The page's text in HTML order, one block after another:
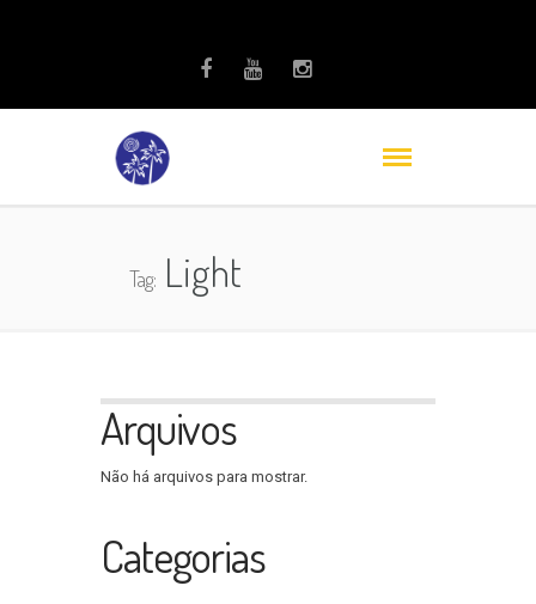
Tag:Light
Arquivos
Não há arquivos para mostrar.
Categorias